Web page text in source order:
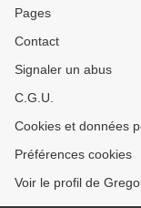
Pages
Contact
Signaler un abus
C.G.U.
Cookies et données
Préférences cookies
Voir le profil de